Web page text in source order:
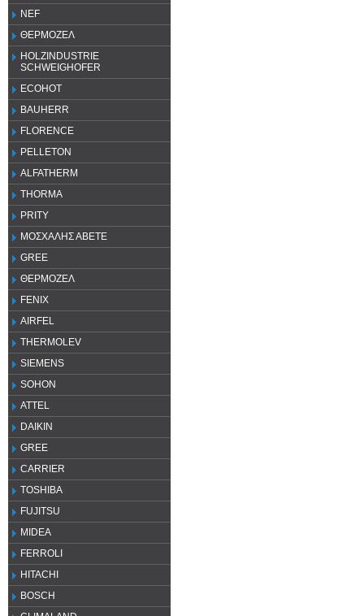
NEF
ΘΕΡΜΟΖΕΛ
HOLZINDUSTRIE
SCHWEIGHOFER
ECOHOT
BAUHERR
FLORENCE
PELLETON
ALFATHERM
THORMA
PRITY
ΜΟΣΧΑΛΗΣ ΑΒΕΤΕ
GREE
ΘΕΡΜΟΖΕΛ
FENIX
AIRFEL
THERMOLEV
SIEMENS
SOHON
ATTEL
DAIKIN
GREE
CARRIER
TOSHIBA
FUJITSU
MIDEA
FERROLI
HITACHI
BOSCH